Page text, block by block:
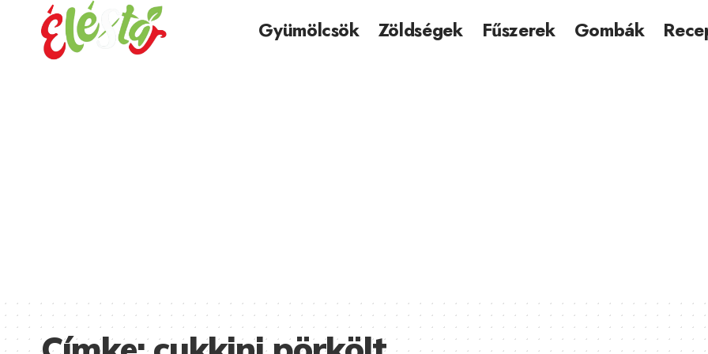
Gyümölcsök Zöldségek Fűszerek Gombák